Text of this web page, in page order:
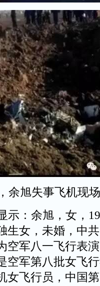
余旭失事飞机现
：余旭，女，
生女，未婚，中
空军八一飞行表
空军第八批女飞
女飞行员，中国